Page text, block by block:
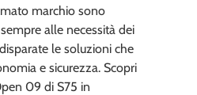
marchio sono
alle necessità dei
le soluzioni che
e sicurezza. Scopri
09 di S75 in